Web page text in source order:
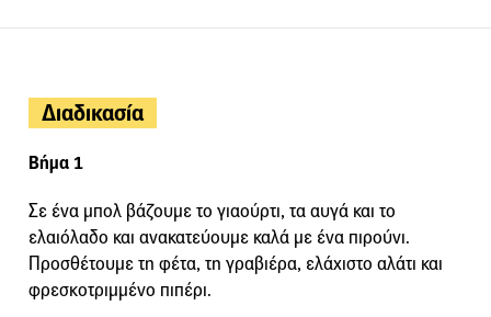
Διαδικασία
Βήμα 1
Σε ένα μπολ βάζουμε το γιαούρτι, τα αυγά και το
ελαιόλαδο και ανακατεύουμε καλά με ένα πιρούνι.
Προσθέτουμε τη φέτα, τη γραβιέρα, ελάχιστο αλάτι και
φρεσκοτριμμένο πιπέρι.